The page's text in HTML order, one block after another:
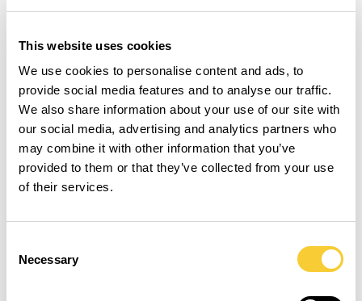
This website uses cookies
We use cookies to personalise content and ads, to
provide social media features and to analyse our traffic.
We also share information about your use of our site with
our social media, advertising and analytics partners who
may combine it with other information that you’ve
provided to them or that they’ve collected from your use
of their services.
Selection
Necessary